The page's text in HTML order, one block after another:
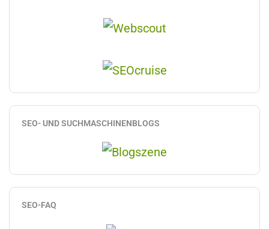
SEO- UND SUCHMASCHINENBLOGS
SEO-FAQ